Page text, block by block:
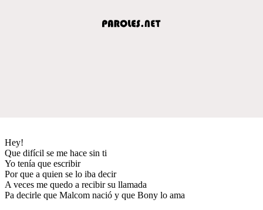
Hey!
Que difícil se me hace sin ti
Yo tenía que escribir
Por que a quien se lo iba decir
A veces me quedo a recibir su llamada
Pa decirle que Malcom nació y que Bony lo ama